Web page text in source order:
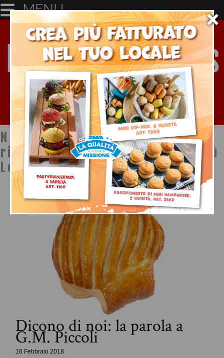
×
MENU
Notizie dal mondo della
ristorazione a cura di Ristopiù
Lombardia SpA
Dicono di noi: la parola a
G.M. Piccoli
16 Febbraio 2018